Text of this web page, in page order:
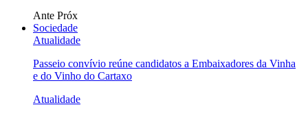
Ante Próx
Sociedade
Atualidade
Passeio convívio reúne candidatos a Embaixadores da Vinha
e do Vinho do Cartaxo
Atualidade